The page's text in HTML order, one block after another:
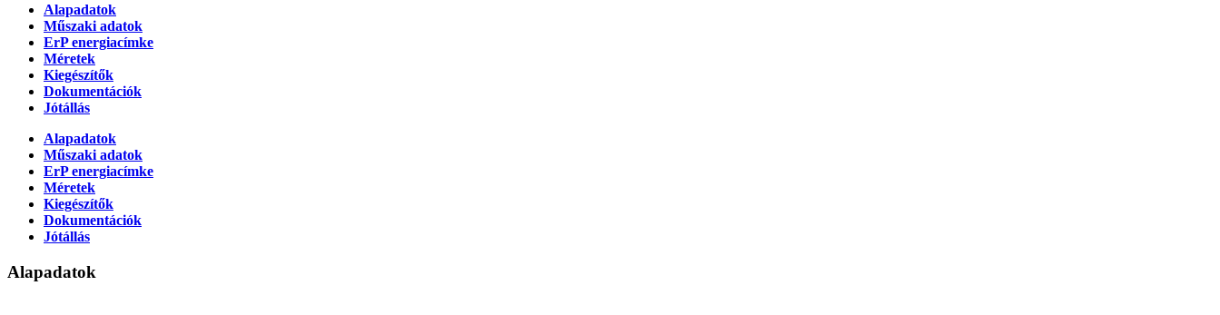
Alapadatok
Műszaki adatok
ErP energiacímke
Méretek
Kiegészítők
Dokumentációk
Jótállás
Alapadatok
Műszaki adatok
ErP energiacímke
Méretek
Kiegészítők
Dokumentációk
Jótállás
Alapadatok